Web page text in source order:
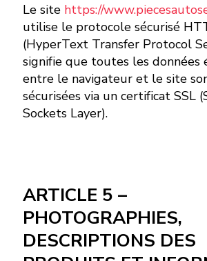
Le site https://
utilise le protocole sécurisé
(HyperText Transfer Protocol
signifie que toutes les données
entre le navigateur et le site
sécurisées via un certificat SSL
Sockets Layer).
ARTICLE 5 –
PHOTOGRAPHIES,
DESCRIPTIONS DES